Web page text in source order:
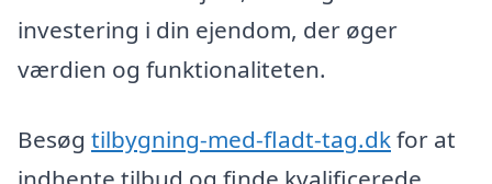
investering i din ejendom, der øger
værdien og funktionaliteten.
Besøg tilbygning-med-fladt-tag.dkfor at